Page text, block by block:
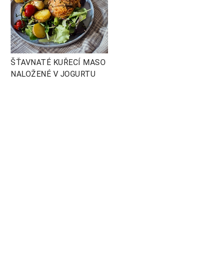
ŠŤAVNATÉ KUŘECÍ MASO
NALOŽENÉ V JOGURTU